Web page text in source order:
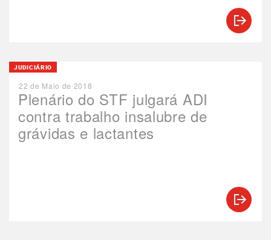
Plenário do STF julgará ADI
contra trabalho insalubre de
grávidas e lactantes
JUDICIÁRIO
22 de Maio de 2018